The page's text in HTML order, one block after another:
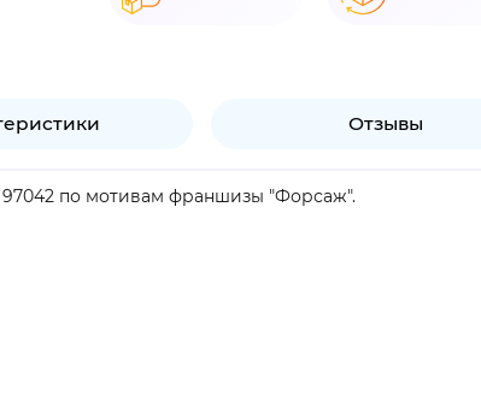
Отзывы
по мотивам франшизы "Форсаж".